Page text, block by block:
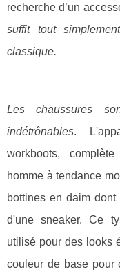
recherche d’un
suffit tout
classique.
Les chaussures
indétrônables.
workboots,
homme à tendance
bottines en daim
d'une sneaker. Ce
utilisé pour des looks
couleur de base pour